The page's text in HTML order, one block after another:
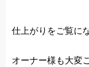
仕上がりをご覧に
オーナー様も大変